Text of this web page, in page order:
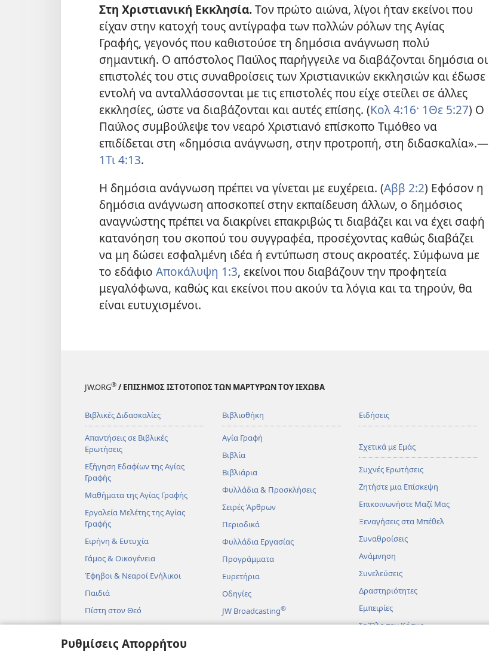
Ρυθμίσεις Απορρήτου
Στη Χριστιανική Εκκλησία.Τον πρώτο αιώνα, λίγοι ήταν εκείνοι που
είχαν στην κατοχή τους αντίγραφα των πολλών ρόλων της Αγίας
Γραφής, γεγονός που καθιστούσε τη δημόσια ανάγνωση πολύ
σημαντική. Ο απόστολος Παύλος παρήγγειλε να διαβάζονται δημόσια οι
επιστολές του στις συναθροίσεις των Χριστιανικών εκκλησιών και έδωσε
εντολή να ανταλλάσσονται με τις επιστολές που είχε στείλει σε άλλες
εκκλησίες, ώστε να διαβάζονται και αυτές επίσης. (Κολ 4:16· 1Θε 5:27) Ο
Παύλος συμβούλεψε τον νεαρό Χριστιανό επίσκοπο Τιμόθεο να
επιδίδεται στη «δημόσια ανάγνωση, στην προτροπή, στη διδασκαλία».—
1Τι 4:13.
Η δημόσια ανάγνωση πρέπει να γίνεται με ευχέρεια. (Αββ 2:2) Εφόσον η
δημόσια ανάγνωση αποσκοπεί στην εκπαίδευση άλλων, ο δημόσιος
αναγνώστης πρέπει να διακρίνει επακριβώς τι διαβάζει και να έχει σαφή
κατανόηση του σκοπού του συγγραφέα, προσέχοντας καθώς διαβάζει
να μη δώσει εσφαλμένη ιδέα ή εντύπωση στους ακροατές. Σύμφωνα με
το εδάφιο Αποκάλυψη 1:3, εκείνοι που διαβάζουν την προφητεία
μεγαλόφωνα, καθώς και εκείνοι που ακούν τα λόγια και τα τηρούν, θα
είναι ευτυχισμένοι.
JW.ORG® / ΕΠΙΣΗΜΟΣ ΙΣΤΟΤΟΠΟΣ ΤΩΝ ΜΑΡΤΥΡΩΝ ΤΟΥ ΙΕΧΩΒΑ
Βιβλικές Διδασκαλίες
Απαντήσεις σε Βιβλικές
Ερωτήσεις
Εξήγηση Εδαφίων της Αγίας
Γραφής
Μαθήματα της Αγίας Γραφής
Εργαλεία Μελέτης της Αγίας
Γραφής
Ειρήνη & Ευτυχία
Γάμος & Οικογένεια
Έφηβοι & Νεαροί Ενήλικοι
Παιδιά
Πίστη στον Θεό
Επιστήμη & Αγία Γραφή
Ιστορία & Αγία Γραφή
Βιβλιοθήκη
Αγία Γραφή
Βιβλία
Βιβλιάρια
Φυλλάδια & Προσκλήσεις
Σειρές Άρθρων
Περιοδικά
Φυλλάδια Εργασίας
Προγράμματα
Ευρετήρια
Οδηγίες
JW Broadcasting®
Βίντεο
Ειδήσεις
Σχετικά με Εμάς
Συχνές Ερωτήσεις
Ζητήστε μια Επίσκεψη
Επικοινωνήστε Μαζί Μας
Ξεναγήσεις στα Μπέθελ
Συναθροίσεις
Ανάμνηση
Συνελεύσεις
Δραστηριότητες
Εμπειρίες
Σε Όλο τον Κόσμο